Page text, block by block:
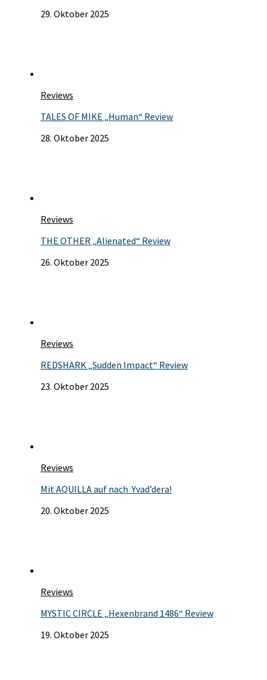
29. Oktober 2025
Reviews
TALES OF MIKE „Human“ Review
28. Oktober 2025
Reviews
THE OTHER „Alienated“ Review
26. Oktober 2025
Reviews
REDSHARK „Sudden Impact“ Review
23. Oktober 2025
Reviews
Mit AQUILLA auf nach Yvad’dera!
20. Oktober 2025
Reviews
MYSTIC CIRCLE „Hexenbrand 1486“ Review
19. Oktober 2025